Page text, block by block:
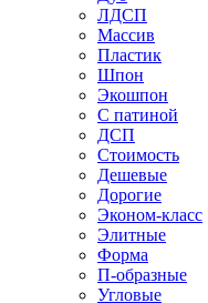
ЛДСП
Массив
Пластик
Шпон
Экошпон
С патиной
ДСП
Стоимость
Дешевые
Дорогие
Эконом-класс
Элитные
Форма
П-образные
Угловые